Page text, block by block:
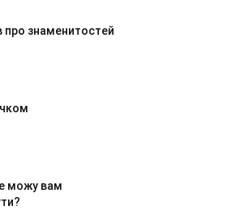
про знаменитостей
можу вам